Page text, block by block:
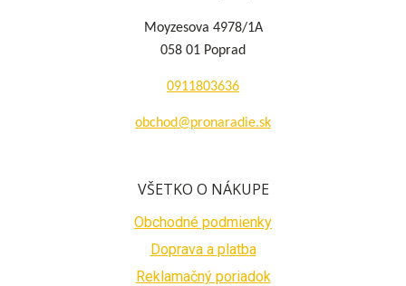
Moyzesova 4978/1A
058 01 Poprad
0911803636
obchod@pronaradie.sk
VŠETKO O NÁKUPE
Obchodné podmienky
Doprava a platba
Reklamačný poriadok